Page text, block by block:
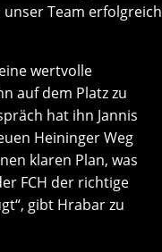
Team erfolgreich
wertvolle
auf dem Platz zu
hat ihn Jannis
Heininger Weg
klaren Plan, was
FCH der richtige
gibt Hrabar zu